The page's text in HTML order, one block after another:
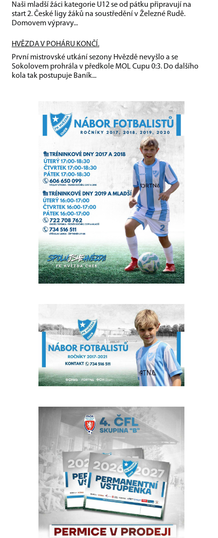
Naši mladší žáci kategorie U12 se od pátku připravují na
start 2. České ligy žáků na soustředění v Železné Rudě.
Domovem výpravy...
HVĚZDA V POHÁRU KONČÍ.
První mistrovské utkání sezony Hvězdě nevyšlo a se
Sokolovem prohrála v předkole MOL Cupu 0:3. Do dalšího
kola tak postupuje Baník...